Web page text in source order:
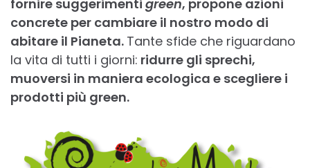
fornire suggerimenti green, propone azioni
concrete per cambiare il nostro modo di
abitare il Pianeta. Tante sfide che riguardano
la vita di tutti i giorni: ridurre gli sprechi,
muoversi in maniera ecologica e scegliere i
prodotti più green.